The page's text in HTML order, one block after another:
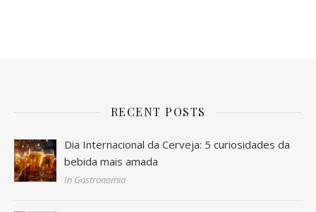
RECENT POSTS
Dia Internacional da Cerveja: 5 curiosidades da
bebida mais amada
In Gastronomia